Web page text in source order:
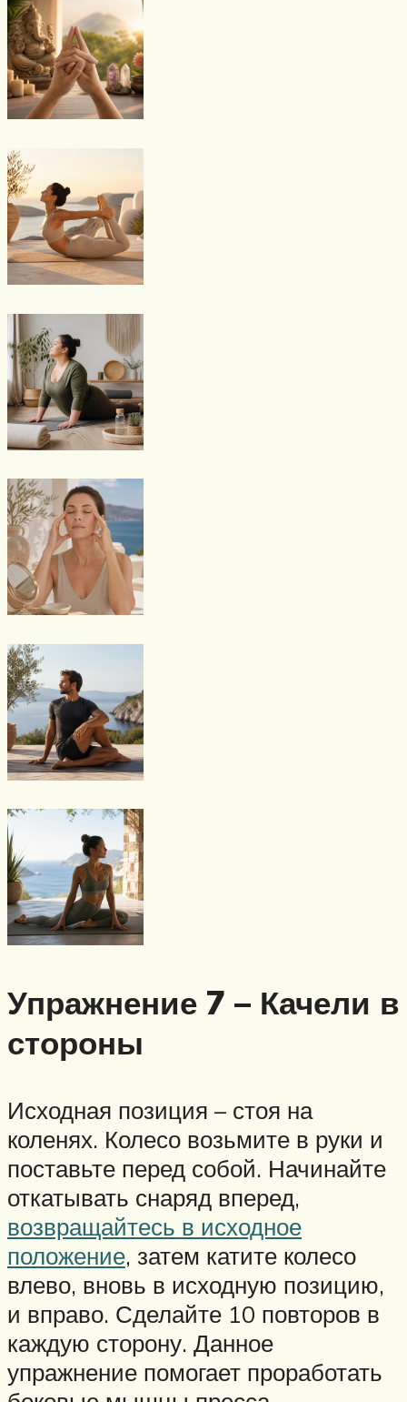
Упражнение 7 – Качели в
стороны
Исходная позиция – стоя на
коленях. Колесо возьмите в руки и
поставьте перед собой. Начинайте
откатывать снаряд вперед,
возвращайтесь в исходное
положение, затем катите колесо
влево, вновь в исходную позицию,
и вправо. Сделайте 10 повторов в
каждую сторону. Данное
упражнение помогает проработать